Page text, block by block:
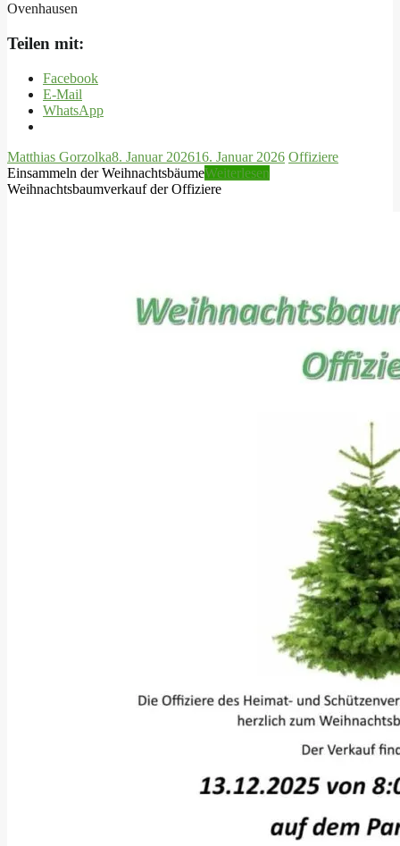
Ovenhausen
Teilen mit:
Facebook
E-Mail
WhatsApp
Matthias Gorzolka8. Januar 202616. Januar 2026 Offiziere
Einsammeln der WeihnachtsbäumeWeiterlesen
Weihnachtsbaumverkauf der Offiziere